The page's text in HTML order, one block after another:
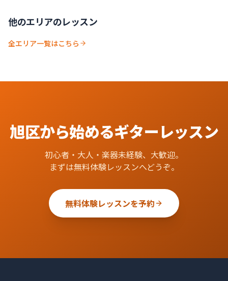
他のエリアのレッスン
全エリア一覧はこちら
旭区から始めるギターレッスン
初心者・大人・楽器未経験、大歓迎。
まずは無料体験レッスンへどうぞ。
無料体験レッスンを予約